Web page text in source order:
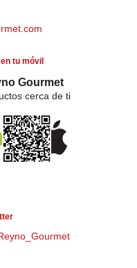
tu móvil
Gourmet
cerca de ti